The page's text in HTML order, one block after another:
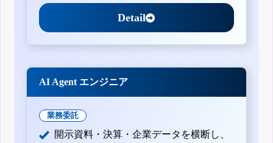
Detail
AI Agent エンジニア
業務委託
開示資料・決算・企業データを横断し、